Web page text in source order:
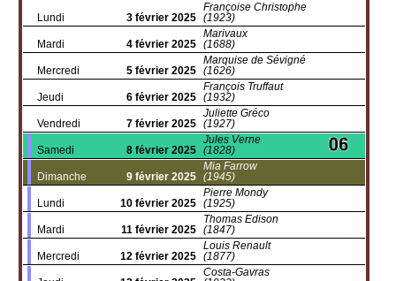
Lundi 3 février 2025
Françoise Christophe
(1923)
Mardi 4 février 2025
Marivaux
(1688)
Mercredi 5 février 2025
Marquise de Sévigné
(1626)
Jeudi 6 février 2025
François Truffaut
(1932)
Vendredi 7 février 2025
Juliette Gréco
(1927)
Samedi 8 février 2025
Jules Verne
(1828)
Dimanche 9 février 2025
Mia Farrow
(1945)
Lundi 10 février 2025
Pierre Mondy
(1925)
Mardi 11 février 2025
Thomas Edison
(1847)
Mercredi 12 février 2025
Louis Renault
(1877)
Costa-Gavras